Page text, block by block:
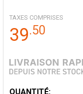
TAXES COMPRISES
39.50
STOCK
QUANTITÉ: